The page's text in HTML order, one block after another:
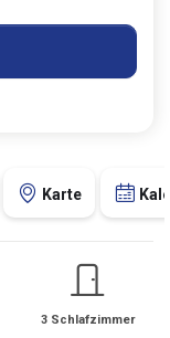
Karte
3 Schlafzimmer